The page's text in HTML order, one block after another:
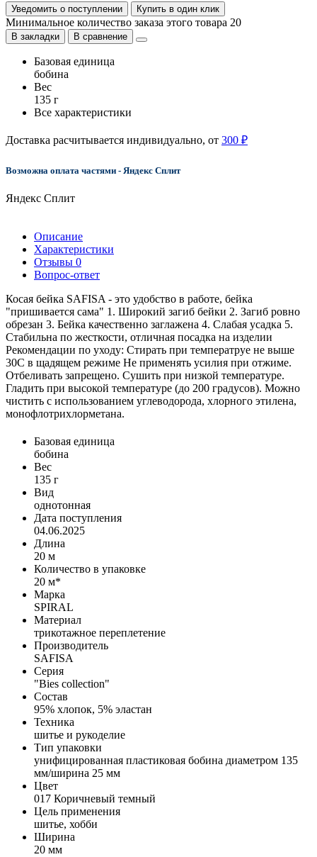
Уведомить о поступлении Купить в один клик
Минимальное количество заказа этого товара 20
В закладки В сравнение
Базовая единица
бобина
Вес
135 г
Все характеристики
Доставка расчитывается индивидуально, от 300 ₽
Возможна оплата частями - Яндекс Сплит
Яндекс Сплит
Описание
Характеристики
Отзывы 0
Вопрос-ответ
Косая бейка SAFISA - это удобство в работе, бейка
"пришивается сама" 1. Широкий загиб бейки 2. Загиб ровно
обрезан 3. Бейка качественно заглажена 4. Слабая усадка 5.
Стабильна по жесткости, отличная посадка на изделии
Рекомендации по уходу: Стирать при температруе не выше
30С в щадящем режиме Не применять усилия при отжиме.
Отбеливать запрещено. Сушить при низкой температуре.
Гладить при высокой температуре (до 200 градусов). Можно
чистить с использованием углеводорода, хлорного этилена,
монофлотрихлорметана.
Базовая единица
бобина
Вес
135 г
Вид
однотонная
Дата поступления
04.06.2025
Длина
20 м
Количество в упаковке
20 м*
Марка
SPIRAL
Материал
трикотажное переплетение
Производитель
SAFISA
Серия
"Bies collection"
Состав
95% хлопок, 5% эластан
Техника
шитье и рукоделие
Тип упаковки
унифицированная пластиковая бобина диаметром 135
мм/ширина 25 мм
Цвет
017 Коричневый темный
Цель применения
шитье, хобби
Ширина
20 мм